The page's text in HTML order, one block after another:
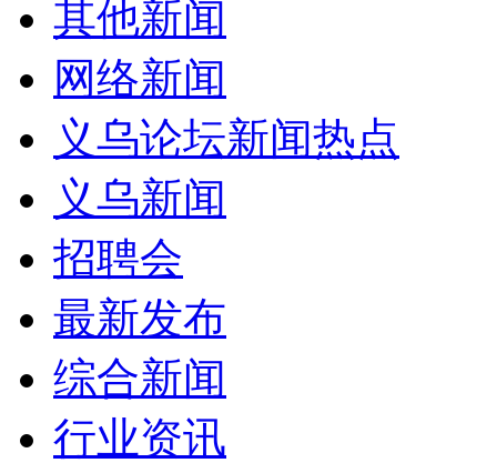
其他新闻
网络新闻
义乌论坛新闻热点
义乌新闻
招聘会
最新发布
综合新闻
行业资讯